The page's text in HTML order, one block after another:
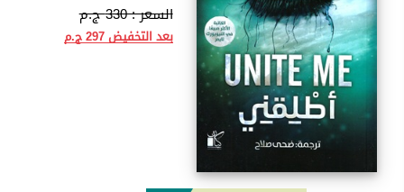
السعر :330 ج.م
بعد التخفيض297 ج.م